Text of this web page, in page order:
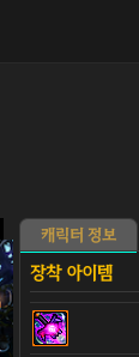
캐릭터 정보